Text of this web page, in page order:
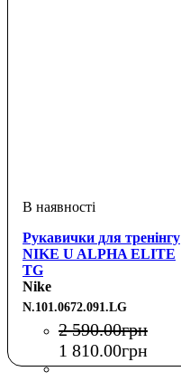
Рукавички для тренінгу
NIKE U ALPHA ELITE
TG
BLACK/BLACK/WHITE
L
Nike
N.101.0672.091.LG
2 590.00грн
1 810.00грн